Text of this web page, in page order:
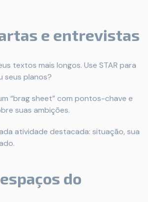
e entrevistas
textos mais longos. Use STAR para
seus planos?
“brag sheet” com pontos-chave e
suas ambições.
atividade destacada: situação, sua
do